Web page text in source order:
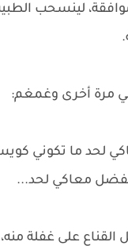
لينسحب
مرة أخرى وغمغم:
لحد ما تكوني
معاكي لحد...
القناع على غفلة